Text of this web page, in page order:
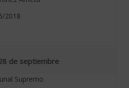
2018
de septiembre
Supremo